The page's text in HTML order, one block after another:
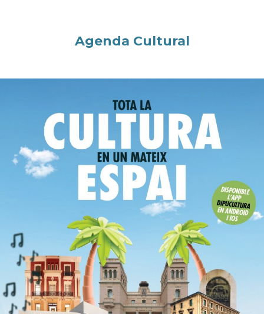
Agenda Cultural